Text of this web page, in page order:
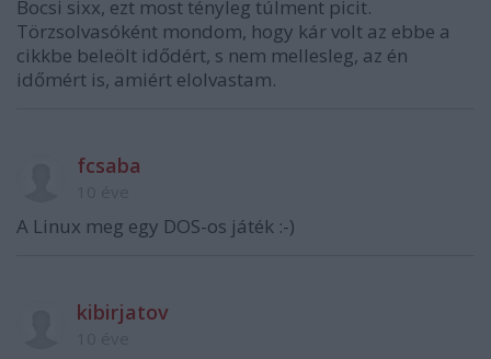
Bocsi sixx, ezt most tényleg túlment picit.
Törzsolvasóként mondom, hogy kár volt az ebbe a
cikkbe beleölt idődért, s nem mellesleg, az én
időmért is, amiért elolvastam.
fcsaba
A Linux meg egy DOS-os játék :-)
kibirjatov